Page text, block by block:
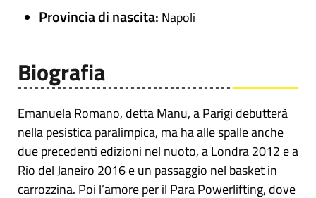
Provincia di nascita: Napoli
Biografia
Emanuela Romano, detta Manu, a Parigi debutterà
nella pesistica paralimpica, ma ha alle spalle anche
due precedenti edizioni nel nuoto, a Londra 2012 e a
Rio del Janeiro 2016 e un passaggio nel basket in
carrozzina. Poi l’amore per il Para Powerlifting, dove